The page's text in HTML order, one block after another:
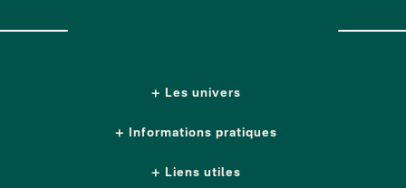
Les univers
Informations pratiques
Liens utiles